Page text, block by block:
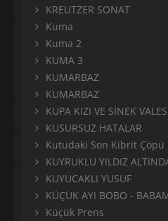
KREUTZER SONAT
Kuma
Kuma 2
KUMA 3
KUMARBAZ
KUMARBAZ
KUPA KIZI VE SİNEK
KUSURSUZ HATALAR
Kutudaki Son Kibrit Çöpü
KUYRUKLU YILDIZ
KUYUCAKLI YUSUF
KÜÇÜK AYI BOBO -
Küçük Prens